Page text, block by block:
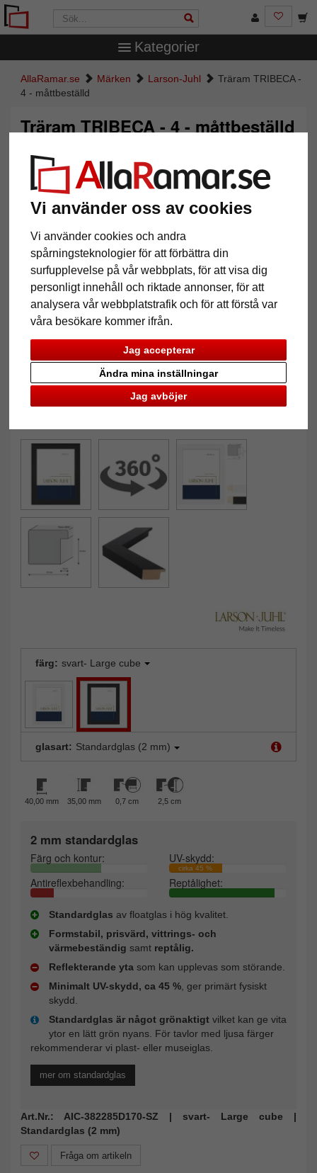
Vi använder oss av cookies
Vi använder cookies och andra
spårningsteknologier för att förbättra din
surfupplevelse på vår webbplats, för att visa dig
personligt innehåll och riktade annonser, för att
analysera vår webbplatstrafik och för att förstå var
våra besökare kommer ifrån.
Jag accepterar
Jag avböjer
Ändra mina inställningar
Kategorier
AllaRamar.se Märken Larson-Juhl
Träram TRIBECA -
4 - måttbeställd
Träram TRIBECA - 4 - måttbeställd
Tillbaka
färg: svart- Large cube
glasart: Standardglas (2 mm)
40,00 mm 35,00 mm 0,7 cm 2,5 cm
2 mm standardglas
Färg och kontur: UV-skydd:
cirka 45 %
Antireflexbehandling: Reptålighet:
Standardglas av floatglas i hög kvalitet.
Formstabil, prisvärd, vittrings- och
värmebeständig samt reptålig.
Reflekterande yta som kan upplevas som störande.
Minimalt UV-skydd, ca 45 %, ger primärt fysiskt
skydd.
Standardglas är något grönaktigt vilket kan ge vita
ytor en lätt grön nyans. För tavlor med ljusa färger
rekommenderar vi plast- eller museiglas.
mer om standardglas
Art.Nr.: AIC-382285D170-SZ | svart- Large cube |
Standardglas (2 mm)
Fråga om artikeln